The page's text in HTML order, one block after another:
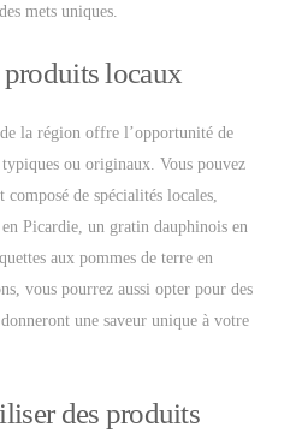
mets uniques.
produits locaux
la région offre l’opportunité de
ou originaux. Vous pouvez
de spécialités locales,
Picardie, un gratin dauphinois en
aux pommes de terre en
vous pourrez aussi opter pour des
une saveur unique à votre
des produits